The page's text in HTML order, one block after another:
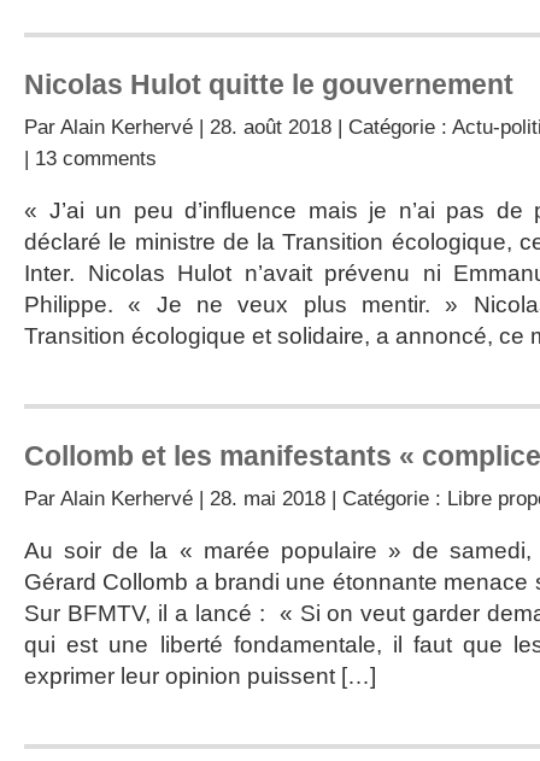
Nicolas Hulot quitte le gouvernement
Par Alain Kerhervé | 28. août 2018 | Catégorie : Actu-
| 13 comments
« J’ai un peu d’influence mais je n’ai pas de
déclaré le ministre de la Transition écologique,
Inter. Nicolas Hulot n’avait prévenu ni
Philippe. « Je ne veux plus mentir. »
Transition écologique et solidaire, a annoncé, ce
Collomb et les manifestants «
Par Alain Kerhervé | 28. mai 2018 | Catégorie : Libre
Au soir de la « marée populaire » de samedi,
Gérard Collomb a brandi une étonnante menace
Sur BFMTV, il a lancé : « Si on veut garder
qui est une liberté fondamentale, il faut que
exprimer leur opinion puissent […]